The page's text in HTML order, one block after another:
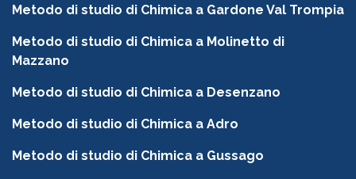
Metodo di studio di Chimica a Gardone Val Trompia
Metodo di studio di Chimica a Molinetto di
Mazzano
Metodo di studio di Chimica a Desenzano
Metodo di studio di Chimica a Adro
Metodo di studio di Chimica a Gussago